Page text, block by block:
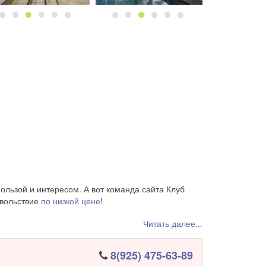
и интересом. А вот команда сайта Клуб
по низкой цене!
гостиную, оборудованную в соответствии
Читать далее...
8(925) 475-63-89